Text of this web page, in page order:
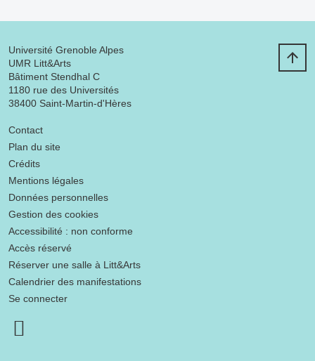
Université Grenoble Alpes
UMR Litt&Arts
Bâtiment Stendhal C
1180 rue des Universités
38400 Saint-Martin-d'Hères
Menu footer
Contact
Plan du site
Crédits
Mentions légales
Données personnelles
Gestion des cookies
Accessibilité : non conforme
Accès réservé
Réserver une salle à Litt&Arts
Calendrier des manifestations
Se connecter